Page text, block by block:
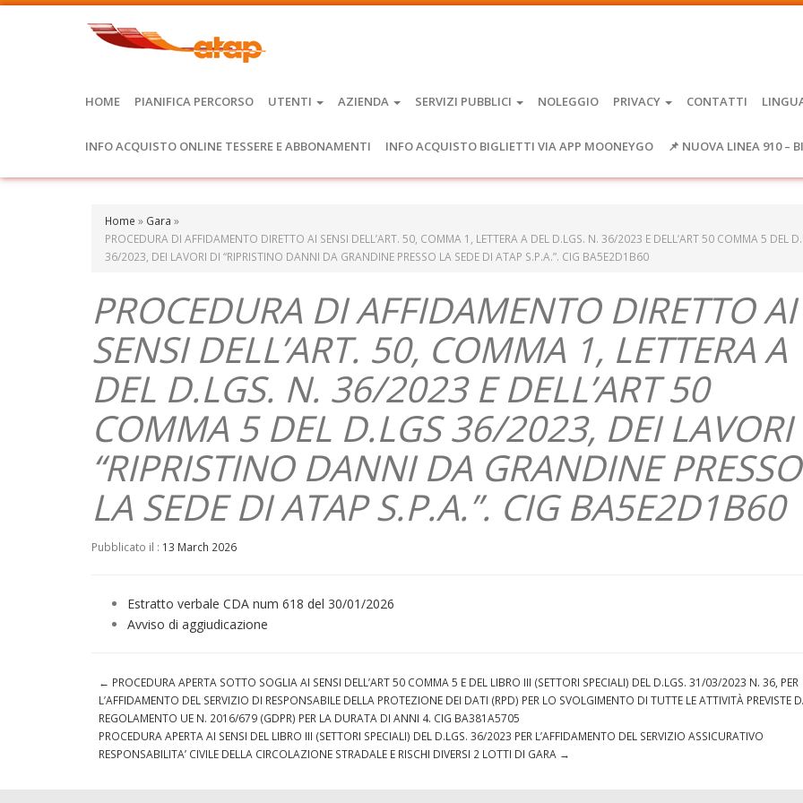
HOME PIANIFICA PERCORSO UTENTI AZIENDA SERVIZI PUBBLICI NOLEGGIO PRIVACY CONTATTI
INFO ACQUISTO ONLINE TESSERE E ABBONAMENTI INFO ACQUISTO BIGLIETTI VIA APP MOONEYGO 📌 NUOVA LINEA 910 –
Home » Gara »
PROCEDURA DI AFFIDAMENTO DIRETTO AI SENSI DELL’ART. 50, COMMA 1, LETTERA A DEL D.LGS. N. 36/2023 E DELL’ART 50 COMMA 5 DEL
36/2023, DEI LAVORI DI “RIPRISTINO DANNI DA GRANDINE PRESSO LA SEDE DI ATAP S.P.A.”. CIG BA5E2D1B60
PROCEDURA DI AFFIDAMENTO DIRETTO AI
SENSI DELL’ART. 50, COMMA 1, LETTERA A
DEL D.LGS. N. 36/2023 E DELL’ART 50
COMMA 5 DEL D.LGS 36/2023, DEI
“RIPRISTINO DANNI DA GRANDINE PRESSO
LA SEDE DI ATAP S.P.A.”. CIG BA5E2D1B60
Pubblicato il : 13 March 2026
Estratto verbale CDA num 618 del 30/01/2026
Avviso di aggiudicazione
← PROCEDURA APERTA SOTTO SOGLIA AI SENSI DELL’ART 50 COMMA 5 E DEL LIBRO III (SETTORI SPECIALI) DEL D.LGS. 31/03/2023 N. 36, PER
L’AFFIDAMENTO DEL SERVIZIO DI RESPONSABILE DELLA PROTEZIONE DEI DATI (RPD) PER LO SVOLGIMENTO DI TUTTE LE ATTIVITÀ PREVISTE
REGOLAMENTO UE N. 2016/679 (GDPR) PER LA DURATA DI ANNI 4. CIG BA381A5705
PROCEDURA APERTA AI SENSI DEL LIBRO III (SETTORI SPECIALI) DEL D.LGS. 36/2023 PER L’AFFIDAMENTO DEL SERVIZIO ASSICURATIVO
RESPONSABILITA’ CIVILE DELLA CIRCOLAZIONE STRADALE E RISCHI DIVERSI 2 LOTTI DI GARA →